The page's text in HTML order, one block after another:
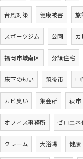
台風対策 健康被害 旅
スポーツジム 公園 カ
福岡市城南区 分譲住宅
床下の匂い 筑後市 中
カビ臭い 集会所 萩市
オフィス事務所 ゼロエネ
クレーム 大浴場 健康